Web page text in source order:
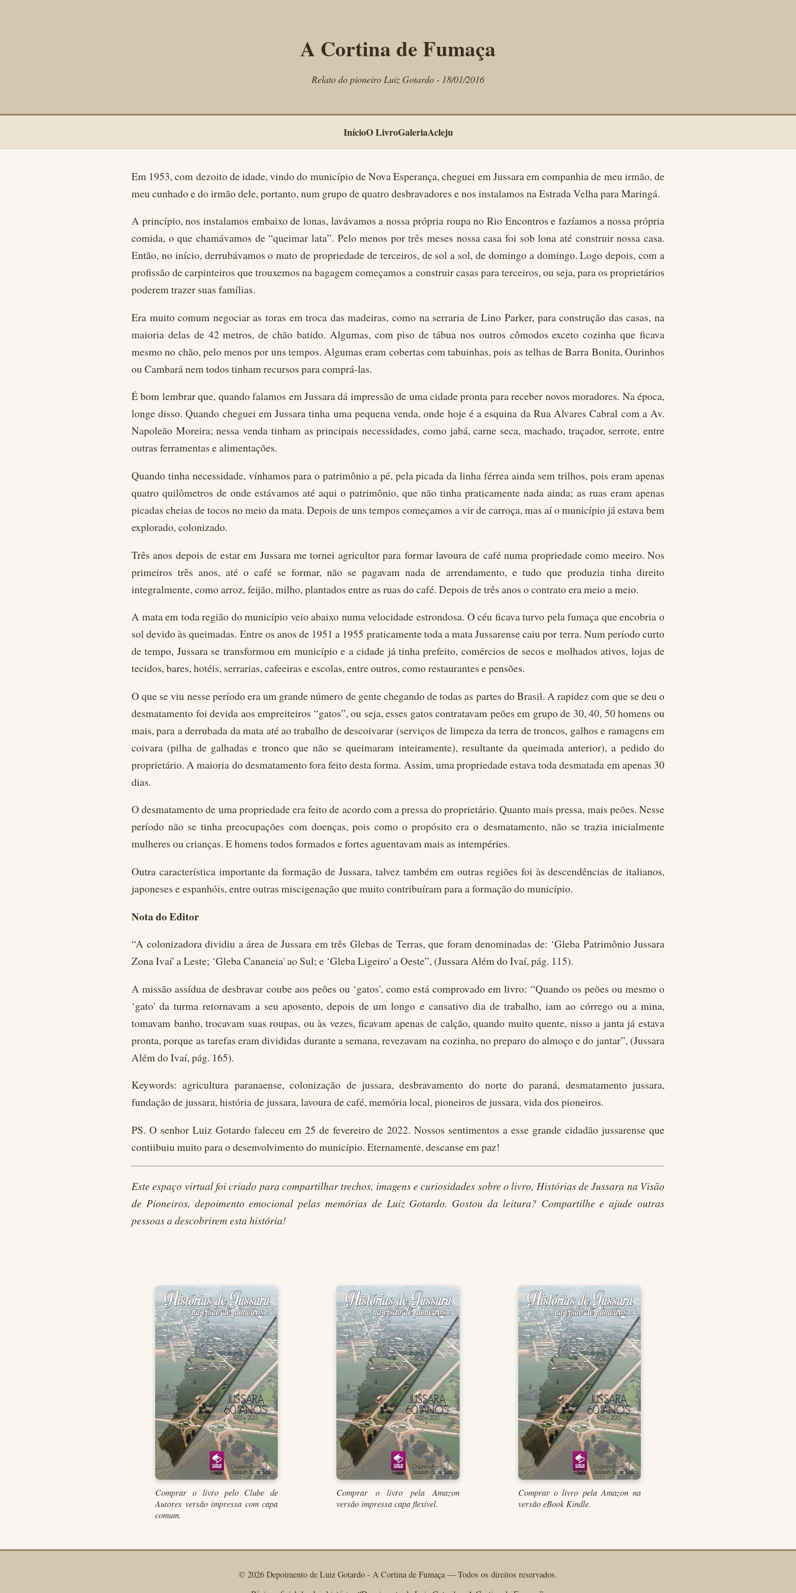
A Cortina de Fumaça
Relato do pioneiro Luiz Gotardo - 18/01/2016
InícioO LivroGaleriaAcleju
Em 1953, com dezoito de idade, vindo do município de Nova Esperança, cheguei em Jussara em companhia de meu irmão, de
meu cunhado e do irmão dele, portanto, num grupo de quatro desbravadores e nos instalamos na Estrada Velha para Maringá.
A princípio, nos instalamos embaixo de lonas, lavávamos a nossa própria roupa no Rio Encontros e fazíamos a nossa própria
comida, o que chamávamos de “queimar lata”. Pelo menos por três meses nossa casa foi sob lona até construir nossa casa.
Então, no início, derrubávamos o mato de propriedade de terceiros, de sol a sol, de domingo a domingo. Logo depois, com a
profissão de carpinteiros que trouxemos na bagagem começamos a construir casas para terceiros, ou seja, para os proprietários
poderem trazer suas famílias.
Era muito comum negociar as toras em troca das madeiras, como na serraria de Lino Parker, para construção das casas, na
maioria delas de 42 metros, de chão batido. Algumas, com piso de tábua nos outros cômodos exceto cozinha que ficava
mesmo no chão, pelo menos por uns tempos. Algumas eram cobertas com tabuinhas, pois as telhas de Barra Bonita, Ourinhos
ou Cambará nem todos tinham recursos para comprá-las.
É bom lembrar que, quando falamos em Jussara dá impressão de uma cidade pronta para receber novos moradores. Na época,
longe disso. Quando cheguei em Jussara tinha uma pequena venda, onde hoje é a esquina da Rua Alvares Cabral com a Av.
Napoleão Moreira; nessa venda tinham as principais necessidades, como jabá, carne seca, machado, traçador, serrote, entre
outras ferramentas e alimentações.
Quando tinha necessidade, vínhamos para o patrimônio a pé, pela picada da linha férrea ainda sem trilhos, pois eram apenas
quatro quilômetros de onde estávamos até aqui o patrimônio, que não tinha praticamente nada ainda; as ruas eram apenas
picadas cheias de tocos no meio da mata. Depois de uns tempos começamos a vir de carroça, mas aí o município já estava bem
explorado, colonizado.
Três anos depois de estar em Jussara me tornei agricultor para formar lavoura de café numa propriedade como meeiro. Nos
primeiros três anos, até o café se formar, não se pagavam nada de arrendamento, e tudo que produzia tinha direito
integralmente, como arroz, feijão, milho, plantados entre as ruas do café. Depois de três anos o contrato era meio a meio.
A mata em toda região do município veio abaixo numa velocidade estrondosa. O céu ficava turvo pela fumaça que encobria o
sol devido às queimadas. Entre os anos de 1951 a 1955 praticamente toda a mata Jussarense caiu por terra. Num período curto
de tempo, Jussara se transformou em município e a cidade já tinha prefeito, comércios de secos e molhados ativos, lojas de
tecidos, bares, hotéis, serrarias, cafeeiras e escolas, entre outros, como restaurantes e pensões.
O que se viu nesse período era um grande número de gente chegando de todas as partes do Brasil. A rapidez com que se deu o
desmatamento foi devida aos empreiteiros “gatos”, ou seja, esses gatos contratavam peões em grupo de 30, 40, 50 homens ou
mais, para a derrubada da mata até ao trabalho de descoivarar (serviços de limpeza da terra de troncos, galhos e ramagens em
coivara (pilha de galhadas e tronco que não se queimaram inteiramente), resultante da queimada anterior), a pedido do
proprietário. A maioria do desmatamento fora feito desta forma. Assim, uma propriedade estava toda desmatada em apenas 30
dias.
O desmatamento de uma propriedade era feito de acordo com a pressa do proprietário. Quanto mais pressa, mais peões. Nesse
período não se tinha preocupações com doenças, pois como o propósito era o desmatamento, não se trazia inicialmente
mulheres ou crianças. E homens todos formados e fortes aguentavam mais as intempéries.
Outra característica importante da formação de Jussara, talvez também em outras regiões foi às descendências de italianos,
japoneses e espanhóis, entre outras miscigenação que muito contribuíram para a formação do município.
Nota do Editor
“A colonizadora dividiu a área de Jussara em três Glebas de Terras, que foram denominadas de: ‘Gleba Patrimônio Jussara
Zona Ivaí' a Leste; ‘Gleba Cananeia' ao Sul; e ‘Gleba Ligeiro' a Oeste”, (Jussara Além do Ivaí, pág. 115).
A missão assídua de desbravar coube aos peões ou ‘gatos', como está comprovado em livro: “Quando os peões ou mesmo o
‘gato' da turma retornavam a seu aposento, depois de um longo e cansativo dia de trabalho, iam ao córrego ou a mina,
tomavam banho, trocavam suas roupas, ou às vezes, ficavam apenas de calção, quando muito quente, nisso a janta já estava
pronta, porque as tarefas eram divididas durante a semana, revezavam na cozinha, no preparo do almoço e do jantar”, (Jussara
Além do Ivaí, pág. 165).
Keywords: agricultura paranaense, colonização de jussara, desbravamento do norte do paraná, desmatamento jussara,
fundação de jussara, história de jussara, lavoura de café, memória local, pioneiros de jussara, vida dos pioneiros.
PS. O senhor Luiz Gotardo faleceu em 25 de fevereiro de 2022. Nossos sentimentos a esse grande cidadão jussarense que
contiibuiu muito para o desenvolvimento do município. Eternamente, descanse em paz!
Este espaço virtual foi criado para compartilhar trechos, imagens e curiosidades sobre o livro, Histórias de Jussara na Visão
de Pioneiros, depoimento emocional pelas memórias de Luiz Gotardo. Gostou da leitura? Compartilhe e ajude outras
pessoas a descobrirem esta história!
Comprar o livro pelo Clube de
Autores versão impressa com capa
comum.
Comprar o livro pela Amazon
versão impressa capa flexível.
Comprar o livro pela Amazon na
versão eBook Kindle.
© 2026 Depoimento de Luiz Gotardo - A Cortina de Fumaça — Todos os direitos reservados.